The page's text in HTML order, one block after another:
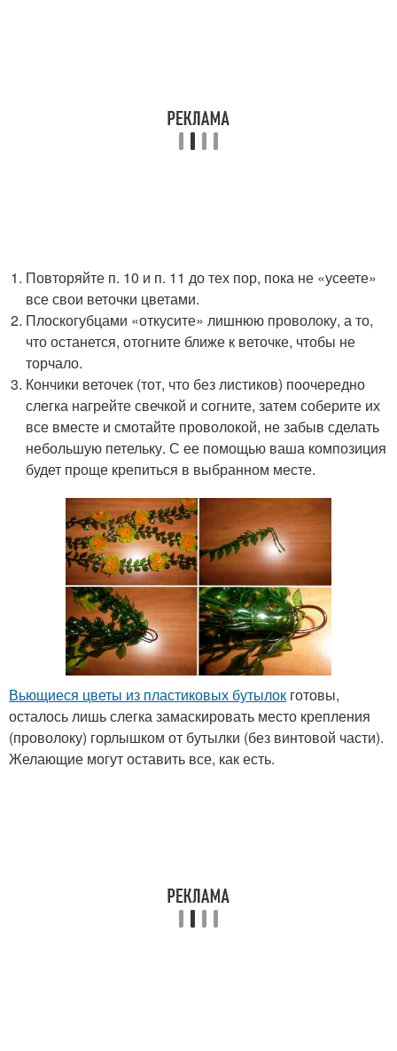
Повторяйте п. 10 и п. 11 до тех пор, пока не «усеете»
все свои веточки цветами.
Плоскогубцами «откусите» лишнюю проволоку, а то,
что останется, отогните ближе к веточке, чтобы не
торчало.
Кончики веточек (тот, что без листиков) поочередно
слегка нагрейте свечкой и согните, затем соберите их
все вместе и смотайте проволокой, не забыв сделать
небольшую петельку. С ее помощью ваша композиция
будет проще крепиться в выбранном месте.
Вьющиеся цветы из пластиковых бутылок готовы,
осталось лишь слегка замаскировать место крепления
(проволоку) горлышком от бутылки (без винтовой части).
Желающие могут оставить все, как есть.